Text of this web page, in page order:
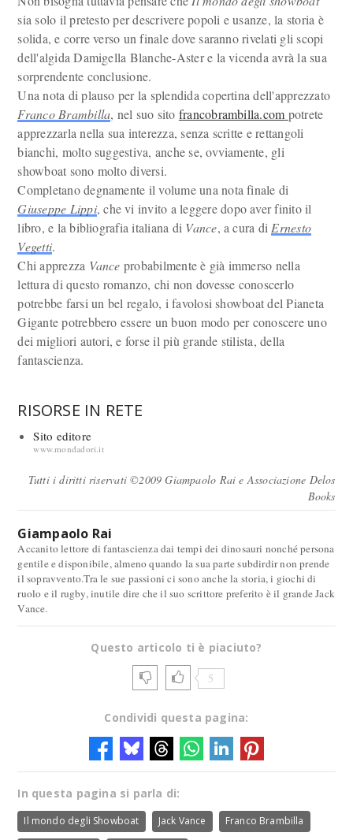
sia solo il pretesto per descrivere popoli e usanze, la storia è
solida, e corre verso un finale dove saranno rivelati gli scopi
dell'algida Damigella Blanche-Aster e la vicenda avrà la sua
sorprendente conclusione.
Una nota di plauso per la splendida copertina dell'apprezzato
Franco Brambilla, nel suo sito francobrambilla.com potrete
apprezzarla nella sua interezza, senza scritte e rettangoli
bianchi, molto suggestiva, anche se, ovviamente, gli
showboat sono molto diversi.
Completano degnamente il volume una nota finale di
Giuseppe Lippi, che vi invito a leggere dopo aver finito il
libro, e la bibliografia italiana di Vance, a cura di Ernesto
Vegetti.
Chi apprezza Vance probabilmente è già immerso nella
lettura di questo romanzo, chi non dovesse conoscerlo
potrebbe farsi un bel regalo, i favolosi showboat del Pianeta
Gigante potrebbero essere un buon modo per conoscere uno
dei migliori autori, e forse il più grande stilista, della
fantascienza.
RISORSE IN RETE
Sito editore
www.mondadori.it
Tutti i diritti riservati ©2009 Giampaolo Rai e Associazione Delos
Books
Giampaolo Rai
Accanito lettore di fantascienza dai tempi dei dinosauri nonché persona
gentile e disponibile, almeno quando la sua parte subdirdir non prende
il sopravvento.Tra le sue passioni ci sono anche la storia, i giochi di
ruolo e il rugby, inutile dire che il suo scrittore preferito è il grande Jack
Vance.
Questo articolo ti è piaciuto?
5
Condividi questa pagina:
In questa pagina si parla di:
Il mondo degli Showboat Jack Vance Franco Brambilla